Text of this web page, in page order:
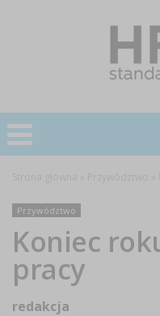
Przywództwo
Koniec
pracy
redakcja